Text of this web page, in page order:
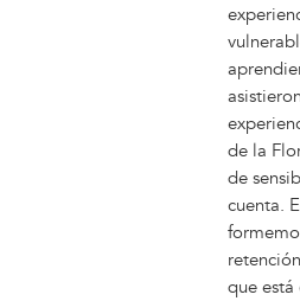
de la
de
cuenta.
que está